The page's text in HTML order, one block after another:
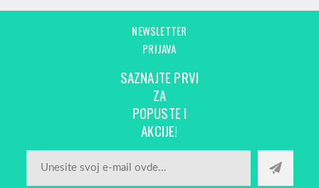
NEWSLETTER
PRIJAVA
SAZNAJTE PRVI
ZA
POPUSTE I
AKCIJE!